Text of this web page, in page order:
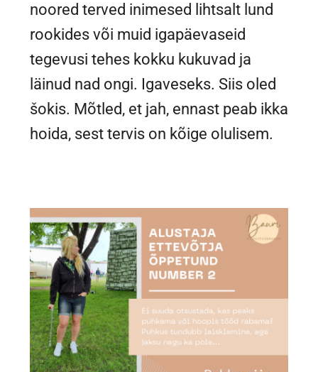
noored terved inimesed lihtsalt lund
rookides või muid igapäevaseid
tegevusi tehes kokku kukuvad ja
läinud nad ongi. Igaveseks. Siis oled
šokis. Mõtled, et jah, ennast peab ikka
hoida, sest tervis on kõige olulisem.